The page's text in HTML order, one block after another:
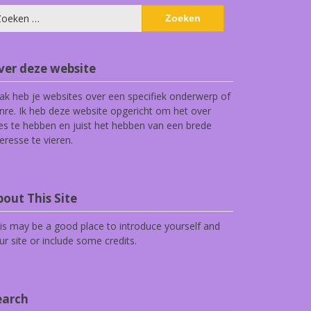
deze website
heb je websites over een specifiek onderwerp of
Ik heb deze website opgericht om het over
te hebben en juist het hebben van een brede
te vieren.
This Site
may be a good place to introduce yourself and
site or include some credits.